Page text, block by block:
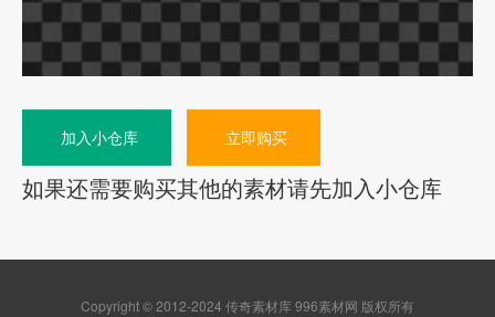
加入小仓库 立即购买
如果还需要购买其他的素材请先加入小仓库
Copyright © 2012-2024 传奇素材库 996素材网 版权所有